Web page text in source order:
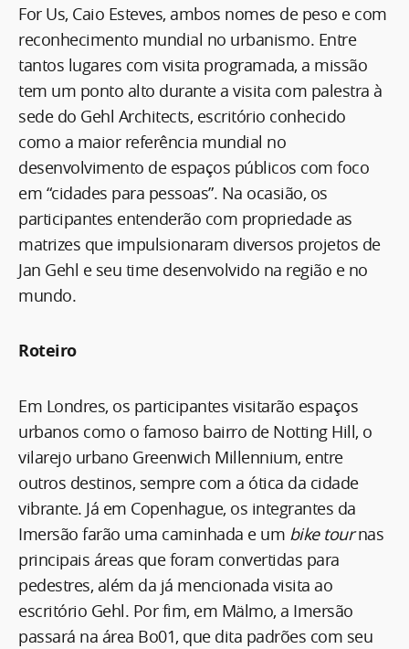
For Us, Caio Esteves, ambos nomes de peso e com
reconhecimento mundial no urbanismo. Entre
tantos lugares com visita programada, a missão
tem um ponto alto durante a visita com palestra à
sede do Gehl Architects, escritório conhecido
como a maior referência mundial no
desenvolvimento de espaços públicos com foco
em “cidades para pessoas”. Na ocasião, os
participantes entenderão com propriedade as
matrizes que impulsionaram diversos projetos de
Jan Gehl e seu time desenvolvido na região e no
mundo.
Roteiro
Em Londres, os participantes visitarão espaços
urbanos como o famoso bairro de Notting Hill, o
vilarejo urbano Greenwich Millennium, entre
outros destinos, sempre com a ótica da cidade
vibrante. Já em Copenhague, os integrantes da
Imersão farão uma caminhada e um bike tournas
principais áreas que foram convertidas para
pedestres, além da já mencionada visita ao
escritório Gehl. Por fim, em Mälmo, a Imersão
passará na área Bo01, que dita padrões com seu